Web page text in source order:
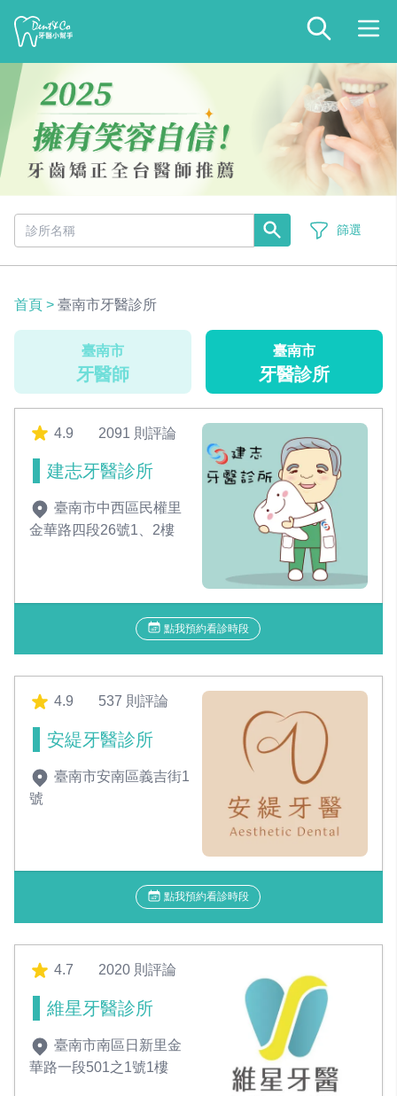
篩選
首頁 > 臺南市牙醫診所
臺南市
牙醫師
臺南市
牙醫診所
4.9 2091 則評論
建志牙醫診所
臺南市中西區民權里
金華路四段26號1、2樓
點我預約看診時段
4.9 537 則評論
安緹牙醫診所
臺南市安南區義吉街1
號
點我預約看診時段
4.7 2020 則評論
維星牙醫診所
臺南市南區日新里金
華路一段501之1號1樓